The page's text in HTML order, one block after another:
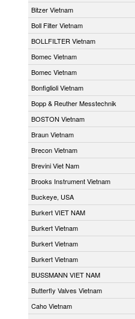
Bitzer Vietnam
Boll Filter Vietnam
BOLLFILTER Vietnam
Bomec Vietnam
Bomec Vietnam
Bonfiglioli Vietnam
Bopp & Reuther Messtechnik
BOSTON Vietnam
Braun Vietnam
Brecon Vietnam
Brevini Viet Nam
Brooks Instrument Vietnam
Buckeye, USA
Burkert VIET NAM
Burkert Vietnam
Burkert Vietnam
Burkert Vietnam
BUSSMANN VIET NAM
Butterfly Valves Vietnam
Caho Vietnam